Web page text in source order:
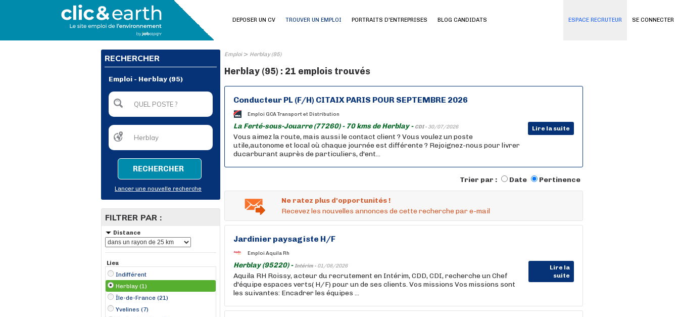
SE CONNECTER
DEPOSER UN CV TROUVER UN EMPLOI PORTRAITS D'ENTREPRISES BLOG CANDIDATS ESPACE RECRUTEUR
RECHERCHER
Emploi - Herblay (95)
RECHERCHER
Lancer une nouvelle recherche
FILTRER PAR :
Distance
Lieu
Indifférent
Herblay (1)
Île-de-France (21)
Yvelines (7)
Emploi> Herblay (95)
Herblay (95) : 21 emplois trouvés
Conducteur PL (F/H) CITAIX PARIS POUR SEPTEMBRE 2026
Emploi GCA Transport et Distribution
La Ferté-sous-Jouarre (77260) - 70 kms de Herblay - CDI - 30/07/2026 Lire la suite
Vous aimez la route, mais aussi le contact client ? Vous voulez un poste
utile,autonome et local où chaque journée est différente ? Rejoignez-nous pour livrer
ducarburant auprès de particuliers, d'ent...
Trier par : Date Pertinence
Ne ratez plus d'opportunités !
Recevez les nouvelles annonces de cette recherche par e-mail
Jardinier paysagiste H/F
Emploi Aquila Rh
Herblay (95220) -Intérim - 01/08/2026
Lire la
suite
Aquila RH Roissy, acteur du recrutement en Intérim, CDD, CDI, recherche un Chef
d'équipe espaces verts( H/F) pour un de ses clients. Vos missions Vos missions sont
les suivantes: Encadrer les équipes ...